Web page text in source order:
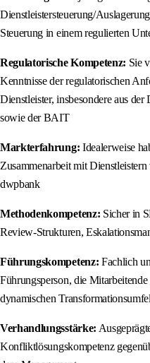
Dienstleistersteuerung/
Steuerung in einem regulierten
Regulatorische Kompetenz: Sie
Kenntnisse der regulatorischen
Dienstleister, insbesondere aus
sowie der BAIT
Markterfahrung: Idealerweise
Zusammenarbeit mit
dwpbank
Methodenkompetenz: Sicher in
Review-Strukturen,
Führungskompetenz: Fachlich
Führungsperson, die
dynamischen
Verhandlungsstärke:
Konfliktlösungskompetenz